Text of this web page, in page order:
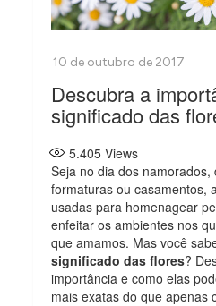
Descubra a
significado das
5.405 Views
Seja no dia dos namorados,
formaturas ou casamentos,
usadas para homenagear
enfeitar os ambientes nos
que amamos. Mas você
significado das flores?
importância e como elas
mais exatas do que apenas